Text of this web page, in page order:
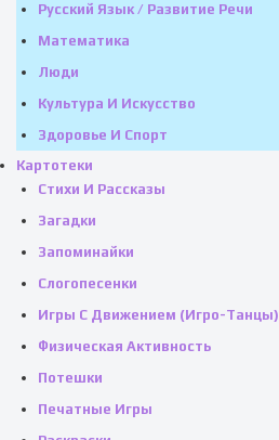
Русский Язык / Развитие Речи
Математика
Люди
Культура И Искусство
Здоровье И Спорт
Картотеки
Стихи И Рассказы
Загадки
Запоминайки
Слогопесенки
Игры С Движением (игро-Танцы)
Физическая Активность
Потешки
Печатные Игры